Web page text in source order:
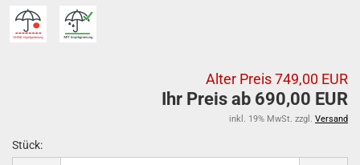
Alter Preis 749,00 EUR
Ihr Preis ab 690,00 EUR
inkl. 19% MwSt. zzgl. Versand
Stück: